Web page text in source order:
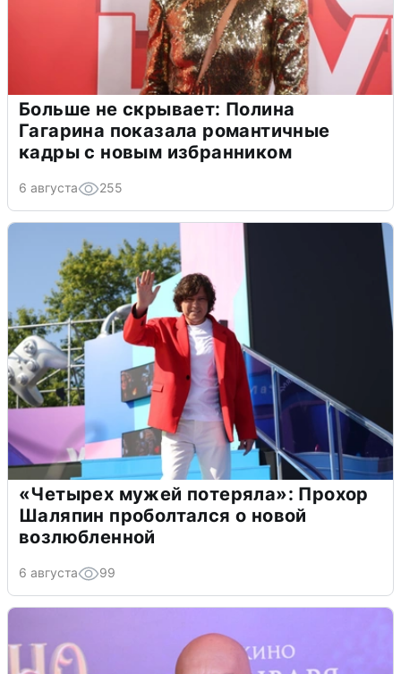
Больше не скрывает: Полина
Гагарина показала романтичные
кадры с новым избранником
6 августа 255
«Четырех мужей потеряла»: Прохор
Шаляпин проболтался о новой
возлюбленной
6 августа 99